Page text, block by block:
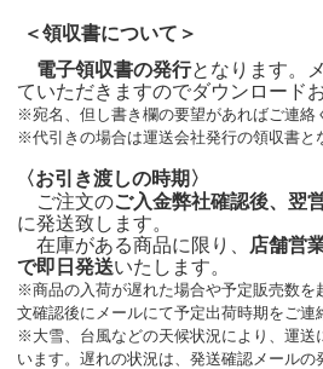
＜領収書について＞
電子領収書の発行となります。
ていただきますのでダウンロード
※宛名、但し書き欄の要望があればご連絡
※代引きの場合は運送会社発行の領収書と
〈お引き渡しの時期〉
ご注文のご入金弊社確認後、翌
に発送致します。
在庫がある商品に限り、
店舗営
で即日発送いたします。
※商品の入荷が遅れた場合や予定販売数を
文確認後にメールにて予定出荷時期をご連
※大雪、台風などの天候状況により、運送
います。遅れの状況は、発送確認メール